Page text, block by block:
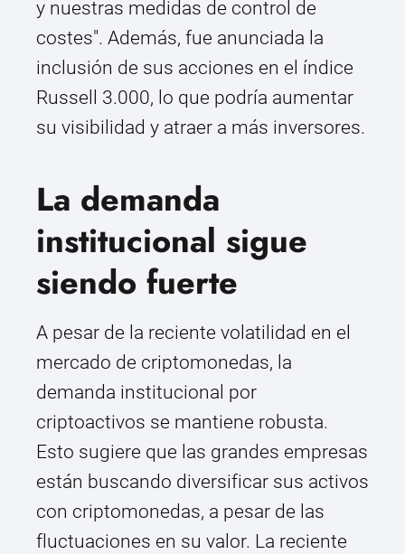
y nuestras medidas de control de
costes". Además, fue anunciada la
inclusión de sus acciones en el índice
Russell 3.000, lo que podría aumentar
su visibilidad y atraer a más inversores.
La demanda
institucional sigue
siendo fuerte
A pesar de la reciente volatilidad en el
mercado de criptomonedas, la
demanda institucional por
criptoactivos se mantiene robusta.
Esto sugiere que las grandes empresas
están buscando diversificar sus activos
con criptomonedas, a pesar de las
fluctuaciones en su valor. La reciente